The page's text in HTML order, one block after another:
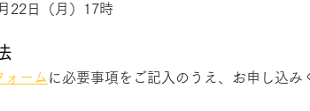
22日（月）17時
ォーム に必要事項をご記入のうえ、お申し込み